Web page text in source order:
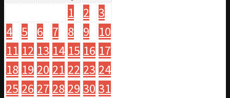
1
2
3
4 5 6 7 8 9
10
11 12 13 14 15 16 17
18 19 20 21 22 23 24
25 26 27 28 29 30 31